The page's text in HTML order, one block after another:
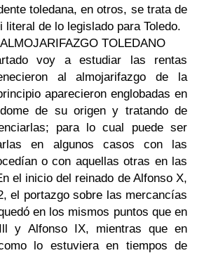
toledana, en otros, se trata de
literal de lo legislado para Toledo.
TOLEDANO
voy a estudiar las rentas
al almojarifazgo de la
aparecieron englobadas en
de su origen y tratando de
para lo cual puede ser
en algunos casos con las
o con aquellas otras en las
el inicio del reinado de Alfonso X,
el portazgo sobre las mercancías
en los mismos puntos que en
y Alfonso IX, mientras que en
lo estuviera en tiempos de